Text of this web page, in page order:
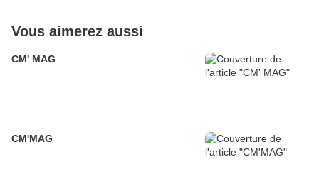
Vous aimerez aussi
CM' MAG
CM'MAG